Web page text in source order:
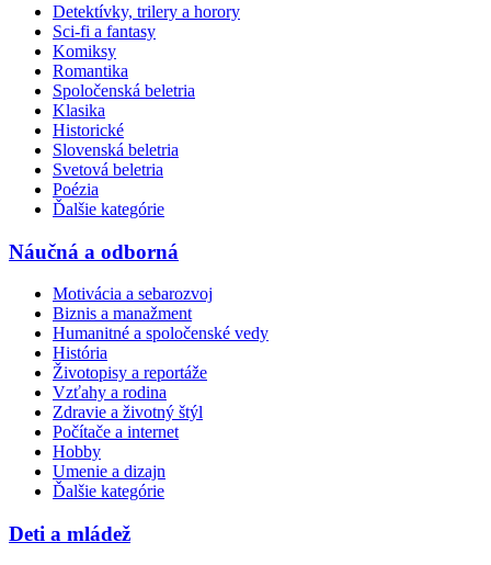
Detektívky, trilery a horory
Sci-fi a fantasy
Komiksy
Romantika
Spoločenská beletria
Klasika
Historické
Slovenská beletria
Svetová beletria
Poézia
Ďalšie kategórie
Náučná a odborná
Motivácia a sebarozvoj
Biznis a manažment
Humanitné a spoločenské vedy
História
Životopisy a reportáže
Vzťahy a rodina
Zdravie a životný štýl
Počítače a internet
Hobby
Umenie a dizajn
Ďalšie kategórie
Deti a mládež